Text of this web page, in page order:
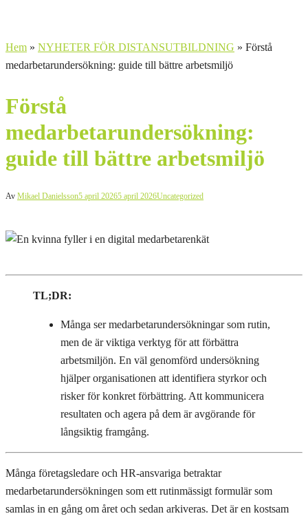
Hem » NYHETER FÖR DISTANSUTBILDNING » Förstå
medarbetarundersökning: guide till bättre arbetsmiljö
Förstå
medarbetarundersökning:
guide till bättre arbetsmiljö
Av Mikael Danielsson5 april 20265 april 2026Uncategorized
TL;DR:
Många ser medarbetarundersökningar som rutin,
men de är viktiga verktyg för att förbättra
arbetsmiljön. En väl genomförd undersökning
hjälper organisationen att identifiera styrkor och
risker för konkret förbättring. Att kommunicera
resultaten och agera på dem är avgörande för
långsiktig framgång.
Många företagsledare och HR-ansvariga betraktar
medarbetarundersökningen som ett rutinmässigt formulär som
samlas in en gång om året och sedan arkiveras. Det är en kostsam